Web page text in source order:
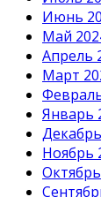
Июнь
Май
Апрель
Март
Январь
Ноябрь